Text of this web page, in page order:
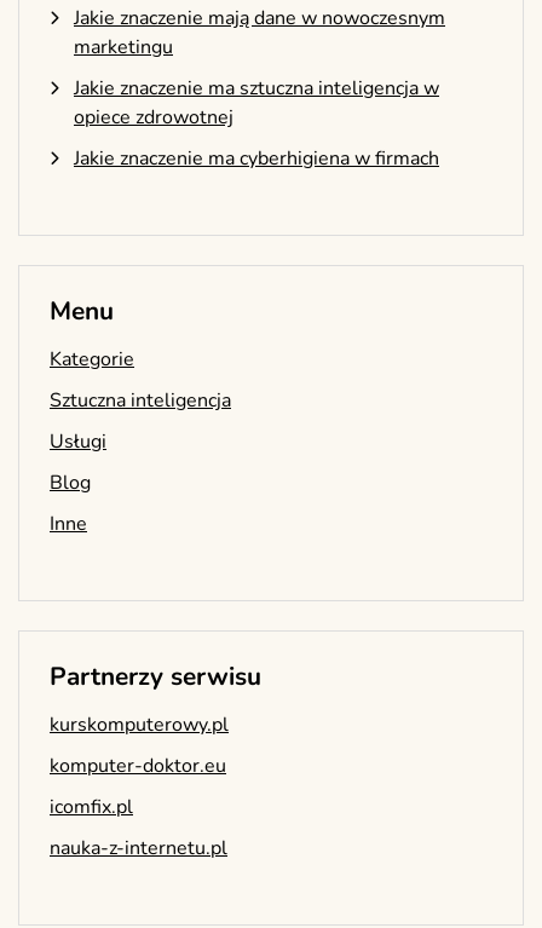
Jakie znaczenie mają dane w nowoczesnym
marketingu
Jakie znaczenie ma sztuczna inteligencja w
opiece zdrowotnej
Jakie znaczenie ma cyberhigiena w firmach
Menu
Kategorie
Sztuczna inteligencja
Usługi
Blog
Inne
Partnerzy serwisu
kurskomputerowy.pl
komputer-doktor.eu
icomfix.pl
nauka-z-internetu.pl